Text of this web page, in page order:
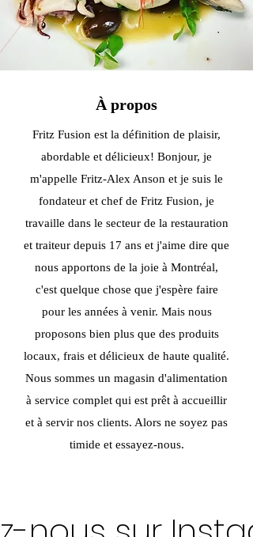
À propos
Fritz Fusion est la définition de plaisir,
abordable et délicieux! Bonjour, je
m'appelle Fritz-Alex Anson et je suis le
fondateur et chef de Fritz Fusion, je
travaille dans le secteur de la restauration
et traiteur depuis 17 ans et j'aime dire que
nous apportons de la joie à Montréal,
c'est quelque chose que j'espère faire
pour les années à venir. Mais nous
proposons bien plus que des produits
locaux, frais et délicieux de haute qualité.
Nous sommes un magasin d'alimentation
à service complet qui est prêt à accueillir
et à servir nos clients. Alors ne soyez pas
timide et essayez-nous.